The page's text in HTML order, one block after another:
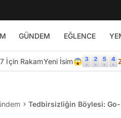
GÜNDEM EĞLENCE
İçin RakamYeni İsim😱
Tedbirsizliğin Böylesi: Go-